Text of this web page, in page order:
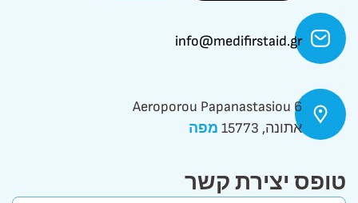
info@medifirstaid.gr
Aeroporou Papanastasiou 6
אתונה, 15773
מפה
טופס יצירת קשר